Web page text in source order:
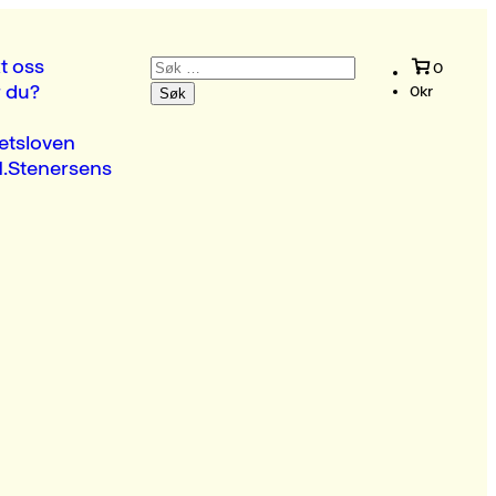
oss
du?
Søk
etter:
0
0kr